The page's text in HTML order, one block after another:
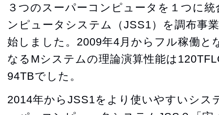
３つのスーパーコンピュータを１つに
ンピュータシステム（JSS1）を調布事
始しました。2009年4月からフル稼働と
なるMシステムの理論演算性能は
94TBでした。
2014年からJSS1をより使いやすいシス